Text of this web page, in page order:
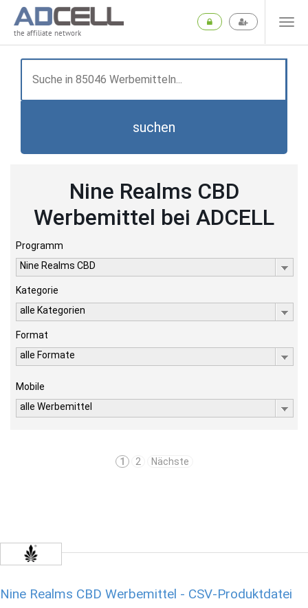
the affiliate network
suchen
Nine Realms CBD
Werbemittel bei ADCELL
Programm
Nine Realms CBD
Kategorie
alle Kategorien
Format
alle Formate
Mobile
alle Werbemittel
1 2 Nächste
Nine Realms CBD Werbemittel - CSV-Produktdatei